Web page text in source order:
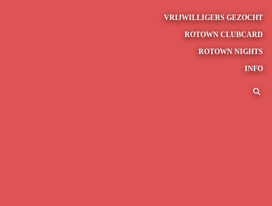
VRIJWILLIGERS GEZOCHT
ROTOWN CLUBCARD
ROTOWN NIGHTS
INFO